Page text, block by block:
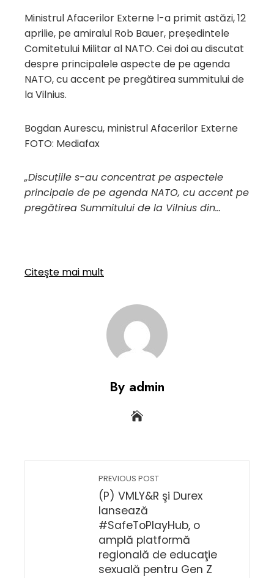
Ministrul Afacerilor Externe l-a primit astăzi, 12
aprilie, pe amiralul Rob Bauer, președintele
Comitetului Militar al NATO. Cei doi au discutat
despre principalele aspecte de pe agenda
NATO, cu accent pe pregătirea summitului de
la Vilnius.
Bogdan Aurescu, ministrul Afacerilor Externe
FOTO: Mediafax
„Discuțiile s-au concentrat pe aspectele
principale de pe agenda NATO, cu accent pe
pregătirea Summitului de la Vilnius din…
Citeşte mai mult
By admin
PREVIOUS POST
(P) VMLY&R şi Durex
lansează
#SafeToPlayHub, o
amplă platformă
regională de educaţie
sexuală pentru Gen Z